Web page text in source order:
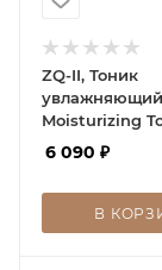
ZQ-II, Тоник
Moisturizing
6 090 ₽
В